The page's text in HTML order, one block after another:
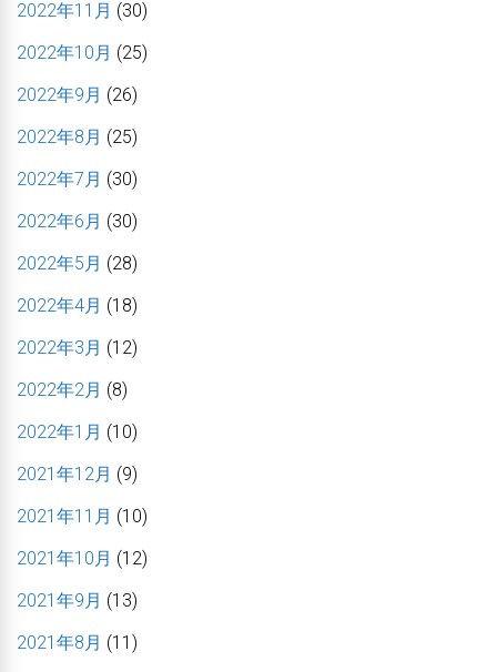
2022年11月 (30)
2022年10月 (25)
2022年9月 (26)
2022年8月 (25)
2022年7月 (30)
2022年6月 (30)
2022年5月 (28)
2022年4月 (18)
2022年3月 (12)
2022年2月 (8)
2022年1月 (10)
2021年12月 (9)
2021年11月 (10)
2021年10月 (12)
2021年9月 (13)
2021年8月 (11)